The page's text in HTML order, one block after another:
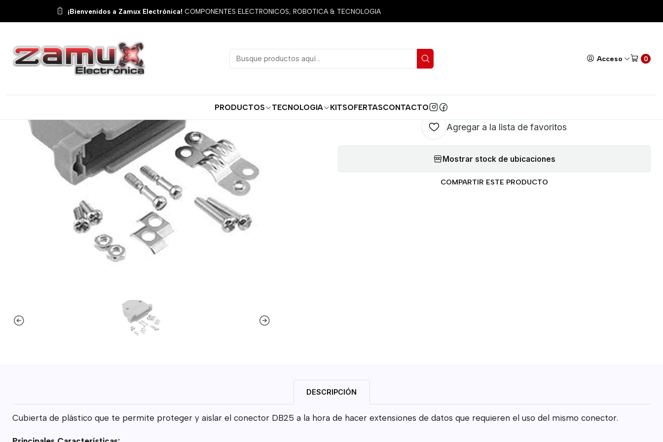
Acceso 0
PRODUCTOS TECNOLOGIA KITSOFERTASCONTACTO
¡Bienvenidos a Zamux Electrónica! COMPONENTES ELECTRONICOS, ROBOTICA & TECNOLOGIA
Inicio Productos Miscelanea Conectores CARCASA PLÁSTICA PARA CONECTOR DB25
CARCASA PLÁSTICA PARA
CONECTOR DB25
Cantidad
AGREGAR AL CARRITO COMPRAR AHORA
Agregar a la lista de favoritos
Mostrar stock de ubicaciones
COMPARTIR ESTE PRODUCTO
DESCRIPCIÓN
Cubierta de plástico que te permite proteger y aislar el conector DB25 a la hora de hacer extensiones de datos que requieren el uso del mismo conector.